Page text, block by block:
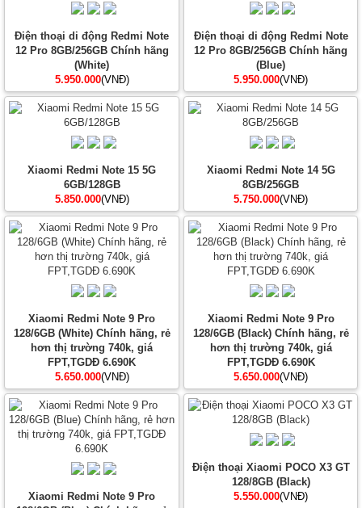
Điện thoại di động Redmi Note
12 Pro 8GB/256GB Chính hãng
(White)
5.950.000(VNĐ)
Điện thoại di động Redmi Note
12 Pro 8GB/256GB Chính hãng
(Blue)
5.950.000(VNĐ)
Xiaomi Redmi Note 15 5G
6GB/128GB
5.850.000(VNĐ)
Xiaomi Redmi Note 14 5G
8GB/256GB
5.750.000(VNĐ)
Xiaomi Redmi Note 9 Pro
128/6GB (White) Chính hãng, rẻ
hơn thị trường 740k, giá
FPT,TGDĐ 6.690K
5.650.000(VNĐ)
Xiaomi Redmi Note 9 Pro
128/6GB (Black) Chính hãng, rẻ
hơn thị trường 740k, giá
FPT,TGDĐ 6.690K
5.650.000(VNĐ)
Xiaomi Redmi Note 9 Pro
Điện thoại Xiaomi POCO X3 GT
128/8GB (Black)
5.550.000(VNĐ)